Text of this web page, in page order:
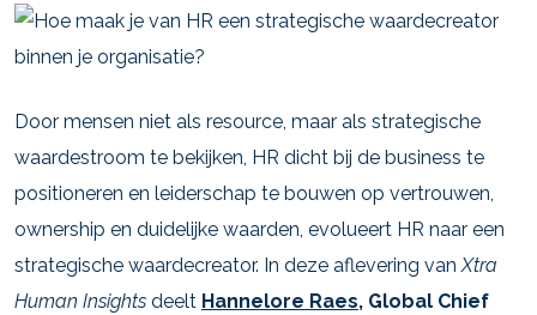
Door mensen niet als resource, maar als strategische
waardestroom te bekijken, HR dicht bij de business te
positioneren en leiderschap te bouwen op vertrouwen,
ownership en duidelijke waarden, evolueert HR naar een
strategische waardecreator. In deze aflevering vanXtra
Human Insights deelt Hannelore Raes, Global Chief